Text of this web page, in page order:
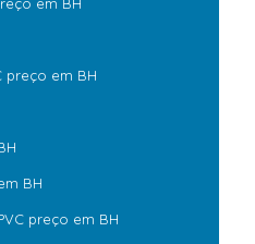
preço em BH
BH
preço em BH